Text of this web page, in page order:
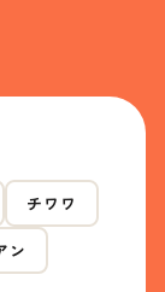
チワワ
ン